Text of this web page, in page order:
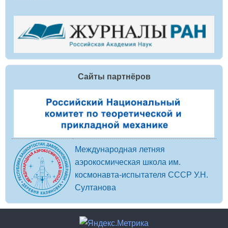
Сайты партнёров
Международная летняя
аэрокосмическая школа им.
космонавта-испытателя СССР У.Н.
Султанова